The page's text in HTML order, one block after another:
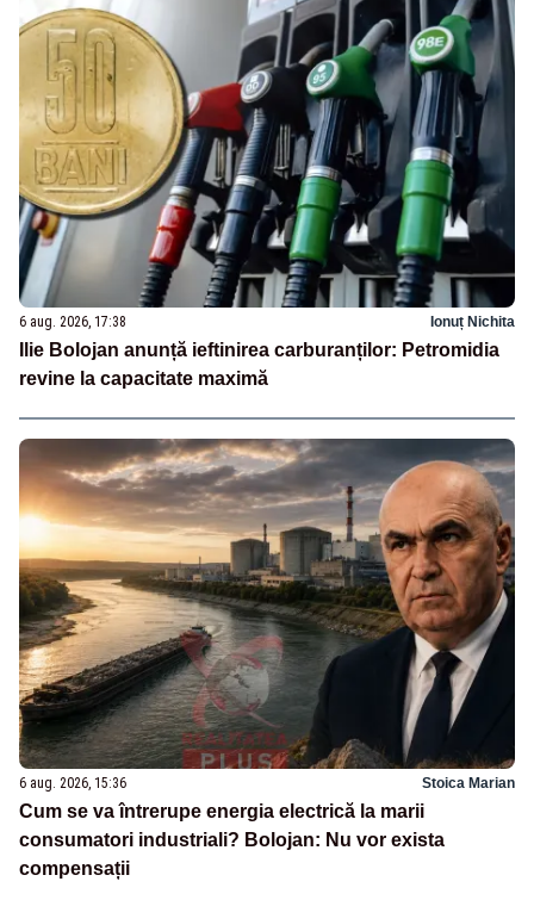
6 aug. 2026, 17:38 Ionuț Nichita
Ilie Bolojan anunță ieftinirea carburanților: Petromidia
revine la capacitate maximă
6 aug. 2026, 15:36 Stoica Marian
Cum se va întrerupe energia electrică la marii
consumatori industriali? Bolojan: Nu vor exista
compensații